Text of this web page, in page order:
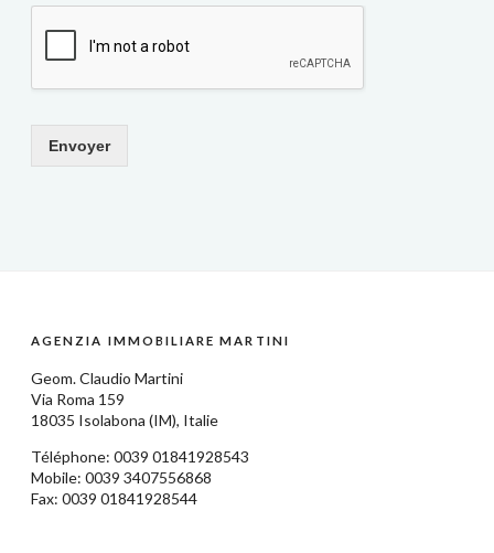
Envoyer
AGENZIA IMMOBILIARE MARTINI
Geom.Claudio Martini
Via Roma 159
18035 Isolabona (IM), Italie
Téléphone: 0039 01841928543
Mobile: 0039 3407556868
Fax: 0039 01841928544